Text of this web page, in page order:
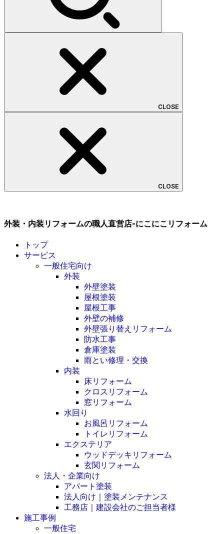
CLOSE
CLOSE
外装・内装リフォームの職人直営店-にこにこリフォーム
トップ
サービス
一般住宅向け
外装
外壁塗装
屋根塗装
屋根工事
外壁の補修
外壁張り替えリフォーム
防水工事
倉庫塗装
雨とい修理・交換
内装
床リフォーム
クロスリフォーム
窓リフォーム
水回り
お風呂リフォーム
トイレリフォーム
エクステリア
ウッドデッキリフォーム
玄関リフォーム
法人・企業向け
アパート塗装
法人向け｜塗装メンテナンス
工務店｜建設会社のご担当者様
施工事例
一般住宅